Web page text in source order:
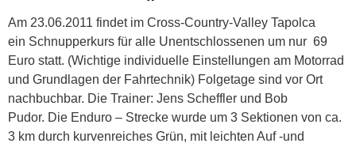
Am 23.06.2011 findet im Cross-Country-Valley Tapolca
ein Schnupperkurs für alle Unentschlossenen um nur 69
Euro statt. (Wichtige individuelle Einstellungen am Motorrad
und Grundlagen der Fahrtechnik) Folgetage sind vor Ort
nachbuchbar. Die Trainer: Jens Scheffler und Bob
Pudor. Die Enduro – Strecke wurde um 3 Sektionen von ca.
3 km durch kurvenreiches Grün, mit leichten Auf -und